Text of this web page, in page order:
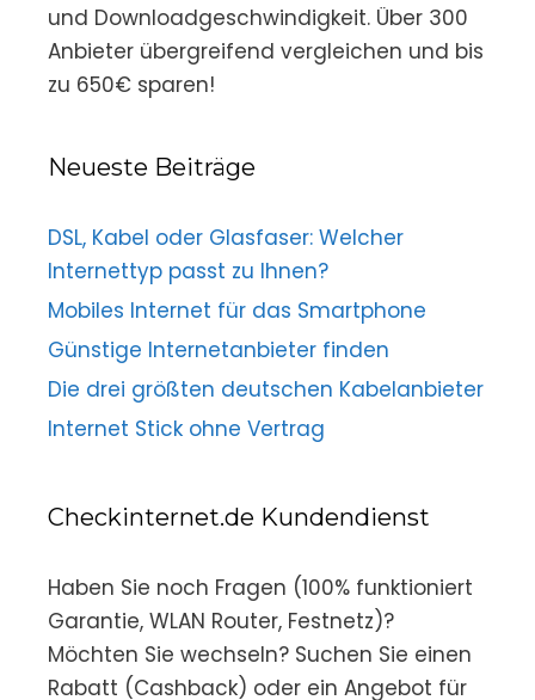
und Downloadgeschwindigkeit. Über 300
Anbieter übergreifend vergleichen und bis
zu 650€ sparen!
Neueste Beiträge
DSL, Kabel oder Glasfaser: Welcher
Internettyp passt zu Ihnen?
Mobiles Internet für das Smartphone
Günstige Internetanbieter finden
Die drei größten deutschen Kabelanbieter
Internet Stick ohne Vertrag
Checkinternet.de Kundendienst
Haben Sie noch Fragen (100% funktioniert
Garantie, WLAN Router, Festnetz)?
Möchten Sie wechseln? Suchen Sie einen
Rabatt (Cashback) oder ein Angebot für